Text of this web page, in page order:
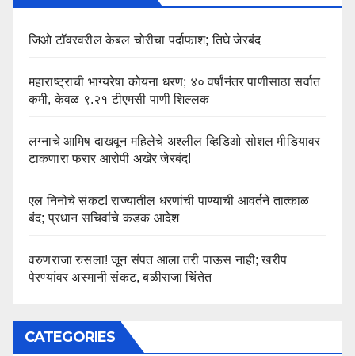
जिओ टॉवरवरील केबल चोरीचा पर्दाफाश; तिघे जेरबंद
महाराष्ट्राची भाग्यरेषा कोयना धरण; ४० वर्षांनंतर पाणीसाठा सर्वात
कमी, केवळ ९.२१ टीएमसी पाणी शिल्लक
लग्नाचे आमिष दाखवून महिलेचे अश्लील व्हिडिओ सोशल मीडियावर
टाकणारा फरार आरोपी अखेर जेरबंद!
एल निनोचे संकट! राज्यातील धरणांची पाण्याची आवर्तने तात्काळ
बंद; प्रधान सचिवांचे कडक आदेश
वरुणराजा रुसला! जून संपत आला तरी पाऊस नाही; खरीप
पेरण्यांवर अस्मानी संकट, बळीराजा चिंतेत
CATEGORIES